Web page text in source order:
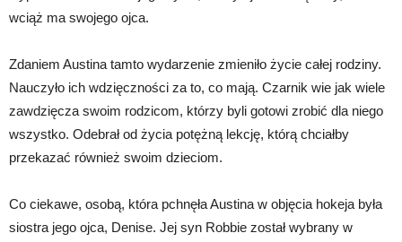
wciąż ma swojego ojca.
Zdaniem Austina tamto wydarzenie zmieniło życie całej rodziny.
Nauczyło ich wdzięczności za to, co mają. Czarnik wie jak wiele
zawdzięcza swoim rodzicom, którzy byli gotowi zrobić dla niego
wszystko. Odebrał od życia potężną lekcję, którą chciałby
przekazać również swoim dzieciom.
Co ciekawe, osobą, która pchnęła Austina w objęcia hokeja była
siostra jego ojca, Denise. Jej syn Robbie został wybrany w